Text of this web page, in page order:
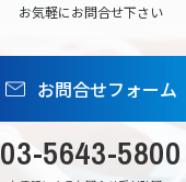
お気軽にお問合せ下さい
お問合せフォーム
03-5643-5800